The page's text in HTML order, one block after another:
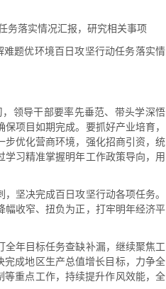
务落实情况汇报，研究相关事项
题优环境百日攻坚行动任务落实情
领导干部要率先垂范、带头学深悟
项目如期完成。要抓好产业培育，
步优化营商环境，强化招商引资，统
习精准掌握明年工作政策导向，用
坚决完成百日攻坚行动各项任务。
幅收窄、扭负为正，打牢明年经济平
年目标任务查缺补漏，继续聚焦工
完成地区生产总值增长目标，力争全
等重点工作，持续提升作风效能，全